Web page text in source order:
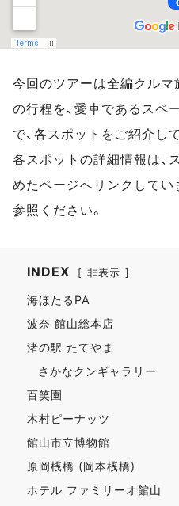
今回のツアーは全編クル
の行程を、愛車であるスペ
で、各スポットをご紹介し
各スポットの詳細情報は、
めたページへリンクしてい
参照ください。
INDEX 非表示
海ほたるPA
波奈 館山総本店
渚の駅 たてやま
さかなクンギャラリー
百笑園
木村ピーナッツ
館山市立博物館
原岡桟橋 (岡本桟橋)
ホテル ファミリーオ館山